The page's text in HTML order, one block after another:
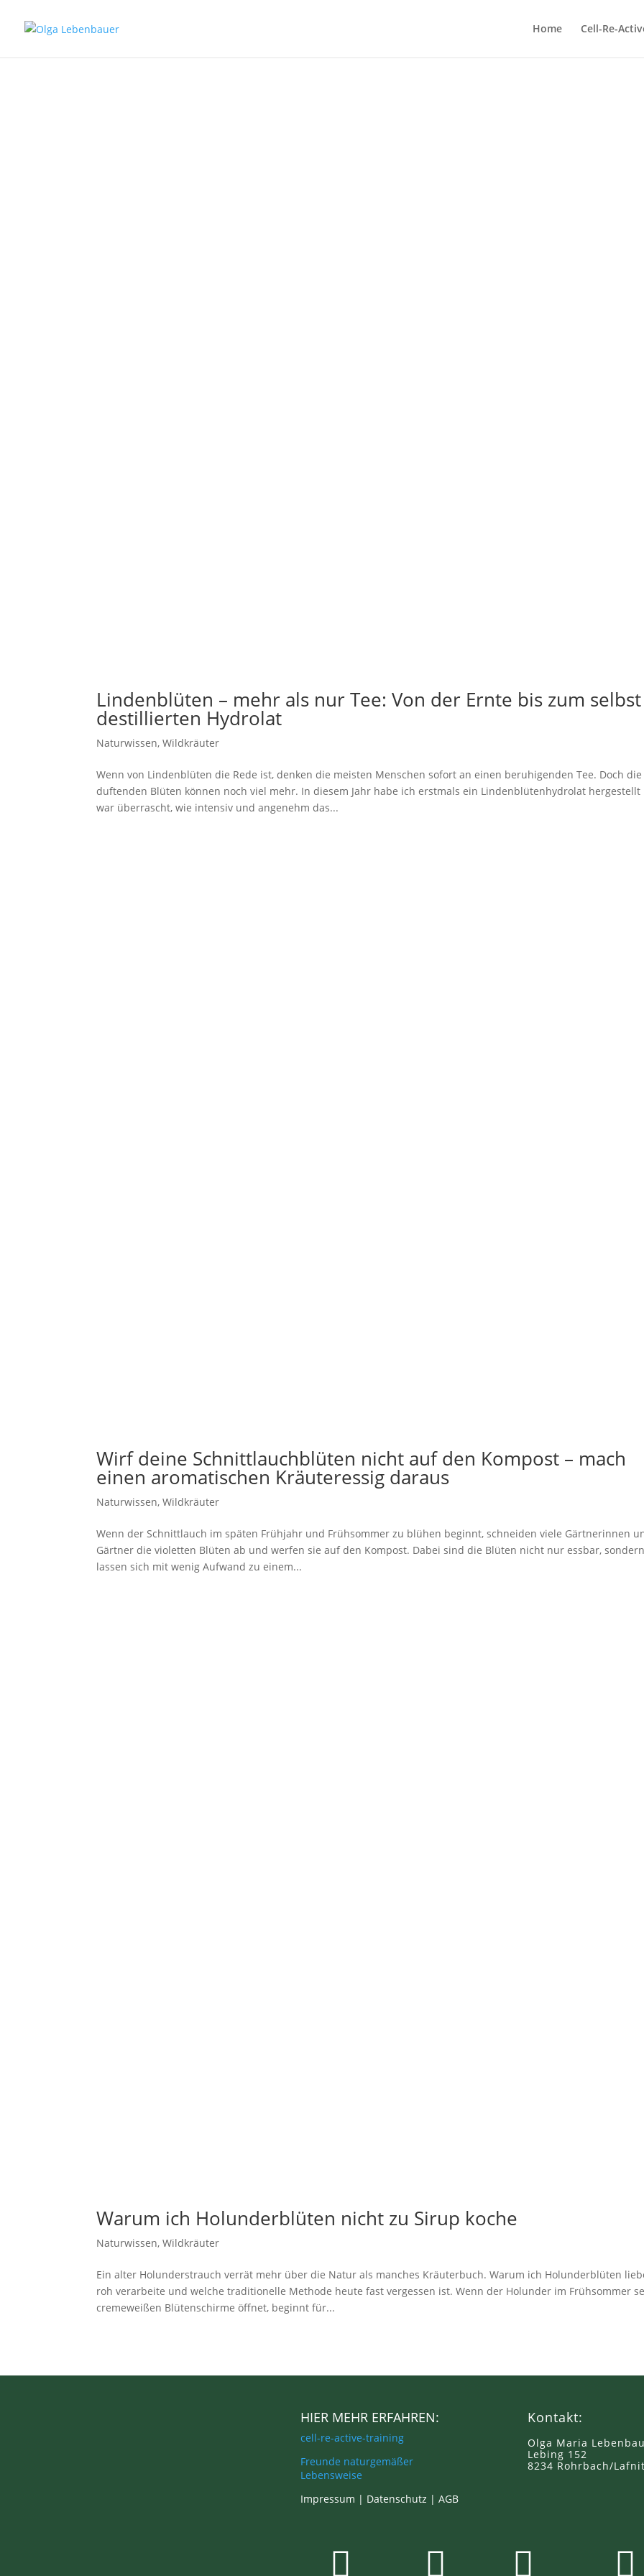
Home Cell-Re-
Lindenblüten – mehr als nur Tee: Von der Ernte bis zum selbst
destillierten Hydrolat
Naturwissen,Wildkräuter
Wenn von Lindenblüten die Rede ist, denken die meisten Menschen sofort an einen beruhigenden Tee. Doch die
duftenden Blüten können noch viel mehr. In diesem Jahr habe ich erstmals ein Lindenblütenhydrolat hergestellt
war überrascht, wie intensiv und angenehm das...
Wirf deine Schnittlauchblüten nicht auf den Kompost – mach
einen aromatischen Kräuteressig daraus
Naturwissen,Wildkräuter
Wenn der Schnittlauch im späten Frühjahr und Frühsommer zu blühen beginnt, schneiden viele Gärtnerinnen
Gärtner die violetten Blüten ab und werfen sie auf den Kompost. Dabei sind die Blüten nicht nur essbar,
lassen sich mit wenig Aufwand zu einem...
Warum ich Holunderblüten nicht zu Sirup koche
Naturwissen,Wildkräuter
Ein alter Holunderstrauch verrät mehr über die Natur als manches Kräuterbuch. Warum ich Holunderblüten
roh verarbeite und welche traditionelle Methode heute fast vergessen ist. Wenn der Holunder im Frühsommer
cremeweißen Blütenschirme öffnet, beginnt für...
HIER MEHR ERFAHREN:
cell-re-active-training
Freunde naturgemäßer
Lebensweise
Impressum | Datenschutz | AGB
Kontakt:
Olga Maria
Lebing 152
8234 Rohrbach/
   